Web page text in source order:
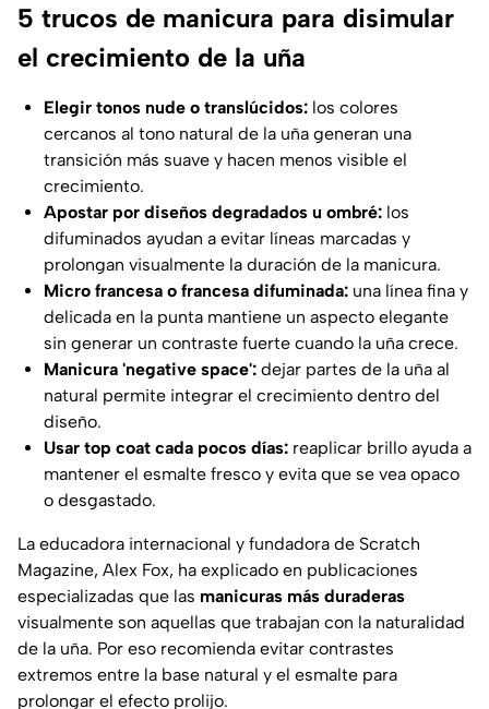
5 trucos de manicura para disimular
el crecimiento de la uña
Elegir tonos nude o translúcidos: los colores
cercanos al tono natural de la uña generan una
transición más suave y hacen menos visible el
crecimiento.
Apostar por diseños degradados u ombré: los
difuminados ayudan a evitar líneas marcadas y
prolongan visualmente la duración de la manicura.
Micro francesa o francesa difuminada: una línea fina y
delicada en la punta mantiene un aspecto elegante
sin generar un contraste fuerte cuando la uña crece.
Manicura 'negative space': dejar partes de la uña al
natural permite integrar el crecimiento dentro del
diseño.
Usar top coat cada pocos días: reaplicar brillo ayuda a
mantener el esmalte fresco y evita que se vea opaco
o desgastado.
La educadora internacional y fundadora de Scratch
Magazine, Alex Fox, ha explicado en publicaciones
especializadas que las manicuras más duraderas
visualmente son aquellas que trabajan con la naturalidad
de la uña. Por eso recomienda evitar contrastes
extremos entre la base natural y el esmalte para
prolongar el efecto prolijo.